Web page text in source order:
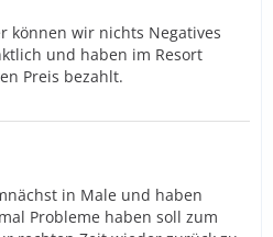
können wir nichts Negatives
und haben im Resort
Preis bezahlt.
in Male und haben
Probleme haben soll zum